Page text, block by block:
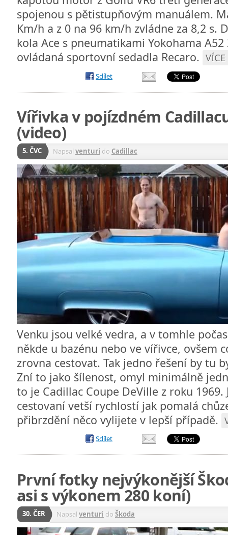
spojenou s pětistupňovým manuálem.
Km/h a z 0 na 96 km/h zvládne za 8,2 s.
kola Ace s pneumatikami Yokohama
ovládaná sportovní sedadla Recaro. VÍCE
Sdílet
Vířivka v pojízdném
(video)
5. ČVC Napsal venturi do Cadillac
Venku jsou velké vedra, a v tomhle
někde u bazénu nebo ve vířivce, ovšem
zrovna cestovat. Tak jedno řešení by tu
Zní to jako šílenost, omyl minimálně
to je Cadillac Coupe DeVille z roku 1969.
cestovaní vetší rychlostí jak pomalá
přibrzdění něco vylijete v lepší případě.
Sdílet
První fotky nejvýkonější
asi s výkonem 280 koní)
30. ČER Napsal venturi do Škoda